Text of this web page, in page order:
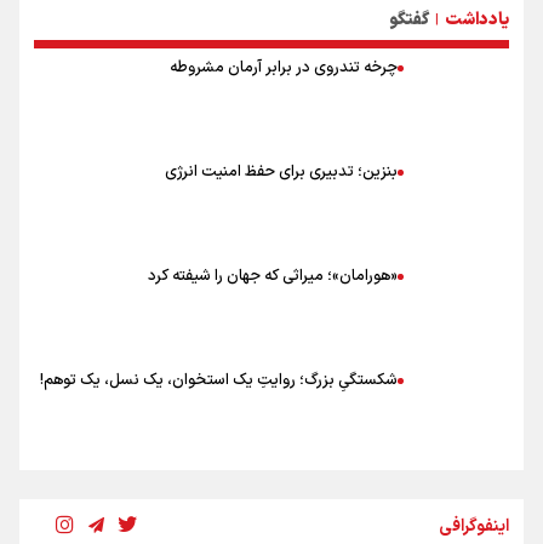
نکاتی مهم برای حفظ سلامت در پیاده روی اربعین
یادداشت | گفتگو
چرخه تندروی در برابر آرمان مشروطه
بنزین؛ تدبیری برای حفظ امنیت انرژی
«هورامان»؛ میراثی که جهان را شیفته کرد
شکستگیِ بزرگ؛ روایتِ یک استخوان، یک نسل، یک توهم!
اینفوگرافی